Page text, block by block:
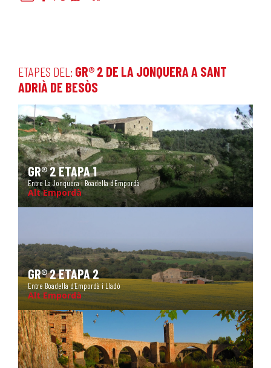
ETAPES DEL: GR® 2 DE LA JONQUERA A SANT
ADRIÀ DE BESÒS
GR® 2 ETAPA 1
Entre La Jonquera i Boadella d'Empordà
Alt Empordà
GR® 2 ETAPA 2
Entre Boadella d'Empordà i Lladó
Alt Empordà